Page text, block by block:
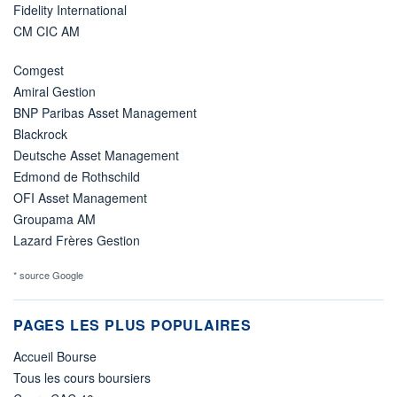
Fidelity International
CM CIC AM
Comgest
Amiral Gestion
BNP Paribas Asset Management
Blackrock
Deutsche Asset Management
Edmond de Rothschild
OFI Asset Management
Groupama AM
Lazard Frères Gestion
* source Google
PAGES LES PLUS POPULAIRES
Accueil Bourse
Tous les cours boursiers